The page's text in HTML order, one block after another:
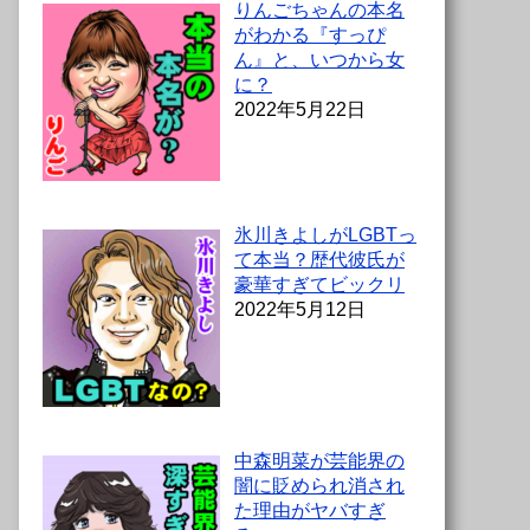
りんごちゃんの本名
がわかる『すっぴ
ん』と、いつから女
に？
2022年5月22日
氷川きよしがLGBTっ
て本当？歴代彼氏が
豪華すぎてビックリ
2022年5月12日
中森明菜が芸能界の
闇に貶められ消され
た理由がヤバすぎ